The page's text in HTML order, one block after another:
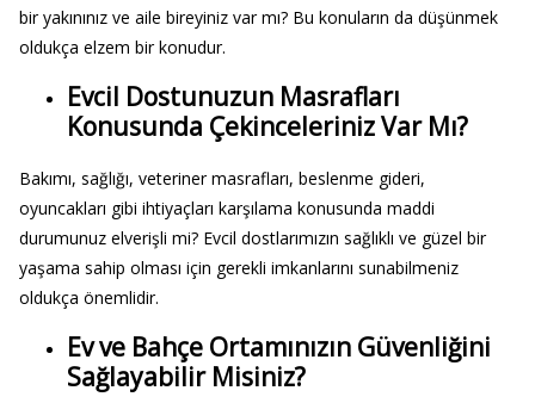
bir yakınınız ve aile bireyiniz var mı? Bu konuların da düşünmek
oldukça elzem bir konudur.
Evcil Dostunuzun Masrafları
Konusunda Çekinceleriniz Var Mı?
Bakımı, sağlığı, veteriner masrafları, beslenme gideri,
oyuncakları gibi ihtiyaçları karşılama konusunda maddi
durumunuz elverişli mi? Evcil dostlarımızın sağlıklı ve güzel bir
yaşama sahip olması için gerekli imkanlarını sunabilmeniz
oldukça önemlidir.
Ev ve Bahçe Ortamınızın Güvenliğini
Sağlayabilir Misiniz?